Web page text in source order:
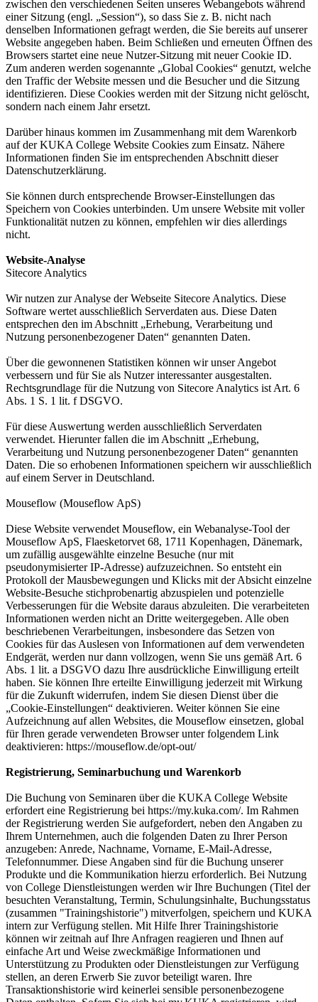
zwischen den verschiedenen Seiten unseres Webangebots während
einer Sitzung (engl. „Session“), so dass Sie z. B. nicht nach
denselben Informationen gefragt werden, die Sie bereits auf unserer
Website angegeben haben. Beim Schließen und erneuten Öffnen des
Browsers startet eine neue Nutzer-Sitzung mit neuer Cookie ID.
Zum anderen werden sogenannte „Global Cookies“ genutzt, welche
den Traffic der Website messen und die Besucher und die Sitzung
identifizieren. Diese Cookies werden mit der Sitzung nicht gelöscht,
sondern nach einem Jahr ersetzt.
Darüber hinaus kommen im Zusammenhang mit dem Warenkorb
auf der KUKA College Website Cookies zum Einsatz. Nähere
Informationen finden Sie im entsprechenden Abschnitt dieser
Datenschutzerklärung.
Sie können durch entsprechende Browser-Einstellungen das
Speichern von Cookies unterbinden. Um unsere Website mit voller
Funktionalität nutzen zu können, empfehlen wir dies allerdings
nicht.
Website-Analyse
Sitecore Analytics
Wir nutzen zur Analyse der Webseite Sitecore Analytics. Diese
Software wertet ausschließlich Serverdaten aus. Diese Daten
entsprechen den im Abschnitt „Erhebung, Verarbeitung und
Nutzung personenbezogener Daten“ genannten Daten.
Über die gewonnenen Statistiken können wir unser Angebot
verbessern und für Sie als Nutzer interessanter ausgestalten.
Rechtsgrundlage für die Nutzung von Sitecore Analytics ist Art. 6
Abs. 1 S. 1 lit. f DSGVO.
Für diese Auswertung werden ausschließlich Serverdaten
verwendet. Hierunter fallen die im Abschnitt „Erhebung,
Verarbeitung und Nutzung personenbezogener Daten“ genannten
Daten. Die so erhobenen Informationen speichern wir ausschließlich
auf einem Server in Deutschland.
Mouseflow (Mouseflow ApS)
Diese Website verwendet Mouseflow, ein Webanalyse-Tool der
Mouseflow ApS, Flaesketorvet 68, 1711 Kopenhagen, Dänemark,
um zufällig ausgewählte einzelne Besuche (nur mit
pseudonymisierter IP-Adresse) aufzuzeichnen. So entsteht ein
Protokoll der Mausbewegungen und Klicks mit der Absicht einzelne
Website-Besuche stichprobenartig abzuspielen und potenzielle
Verbesserungen für die Website daraus abzuleiten. Die verarbeiteten
Informationen werden nicht an Dritte weitergegeben. Alle oben
beschriebenen Verarbeitungen, insbesondere das Setzen von
Cookies für das Auslesen von Informationen auf dem verwendeten
Endgerät, werden nur dann vollzogen, wenn Sie uns gemäß Art. 6
Abs. 1 lit. a DSGVO dazu Ihre ausdrückliche Einwilligung erteilt
haben. Sie können Ihre erteilte Einwilligung jederzeit mit Wirkung
für die Zukunft widerrufen, indem Sie diesen Dienst über die
„Cookie-Einstellungen“ deaktivieren. Weiter können Sie eine
Aufzeichnung auf allen Websites, die Mouseflow einsetzen, global
für Ihren gerade verwendeten Browser unter folgendem Link
deaktivieren: https://mouseflow.de/opt-out/
Registrierung, Seminarbuchung und Warenkorb
Die Buchung von Seminaren über die KUKA College Website
erfordert eine Registrierung bei https://my.kuka.com/. Im Rahmen
der Registrierung werden Sie aufgefordert, neben den Angaben zu
Ihrem Unternehmen, auch die folgenden Daten zu Ihrer Person
anzugeben: Anrede, Nachname, Vorname, E-Mail-Adresse,
Telefonnummer. Diese Angaben sind für die Buchung unserer
Produkte und die Kommunikation hierzu erforderlich. Bei Nutzung
von College Dienstleistungen werden wir Ihre Buchungen (Titel der
besuchten Veranstaltung, Termin, Schulungsinhalte, Buchungsstatus
(zusammen "Trainingshistorie") mitverfolgen, speichern und KUKA
intern zur Verfügung stellen. Mit Hilfe Ihrer Trainingshistorie
können wir zeitnah auf Ihre Anfragen reagieren und Ihnen auf
einfache Art und Weise zweckmäßige Informationen und
Unterstützung zu Produkten oder Dienstleistungen zur Verfügung
stellen, an deren Erwerb Sie zuvor beteiligt waren. Ihre
Transaktionshistorie wird keinerlei sensible personenbezogene